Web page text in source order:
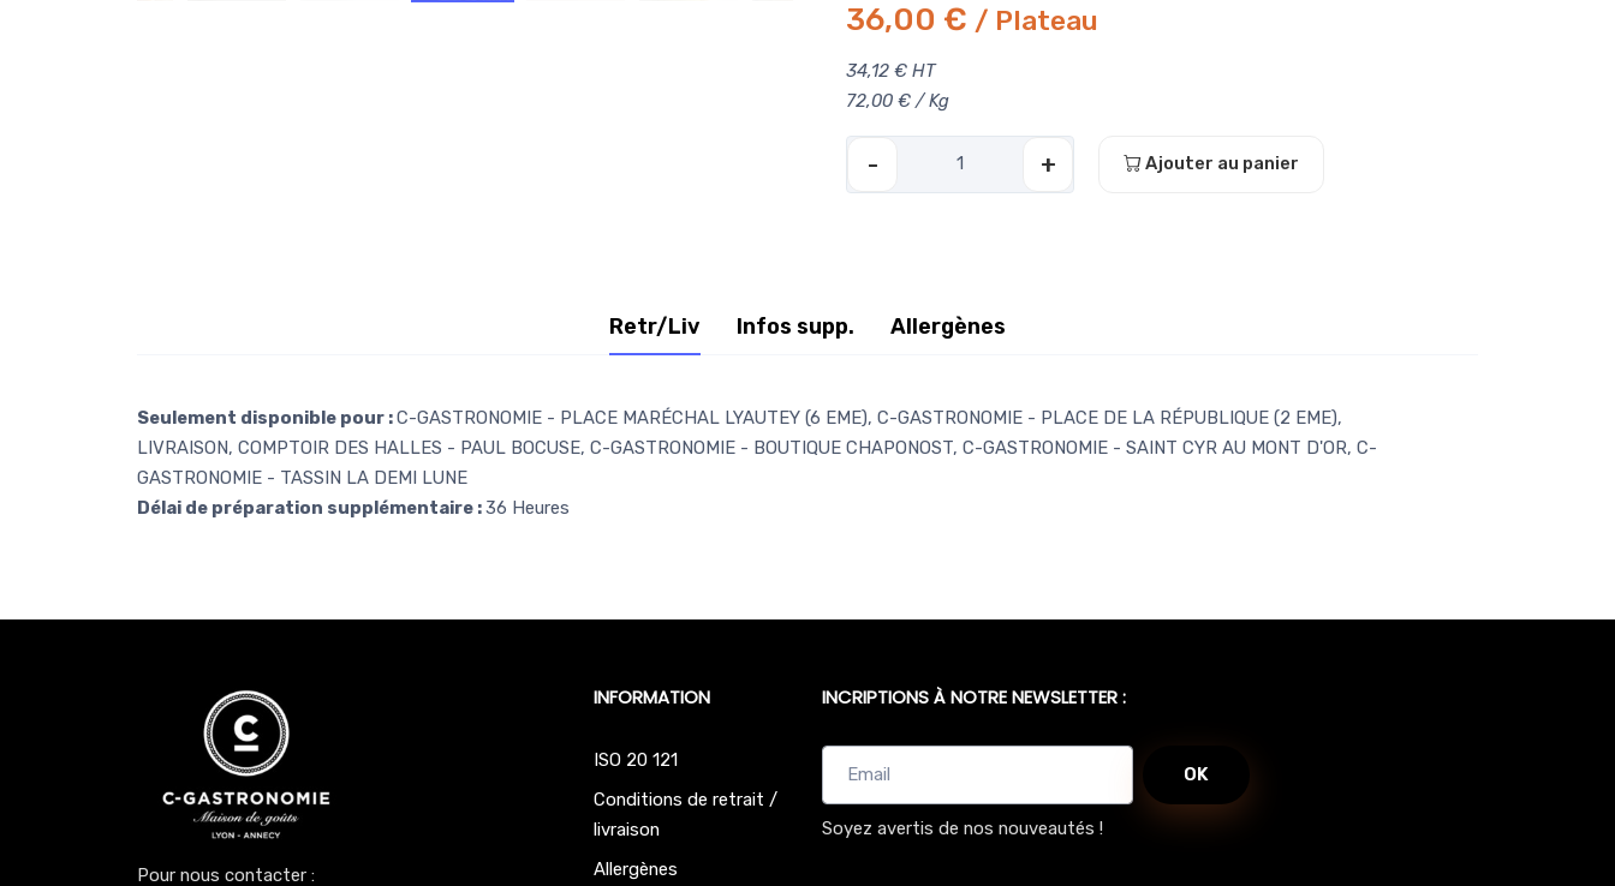
36,00 € / Plateau
34,12 € HT
72,00 € / Kg
- + Ajouter au panier
Retr/Liv Infos supp. Allergènes
Seulement disponible pour :C-GASTRONOMIE - PLACE MARÉCHAL LYAUTEY (6 EME), C-GASTRONOMIE - PLACE DE LA RÉPUBLIQUE (2 EME),
LIVRAISON, COMPTOIR DES HALLES - PAUL BOCUSE, C-GASTRONOMIE - BOUTIQUE CHAPONOST, C-GASTRONOMIE - SAINT CYR AU MONT D'OR, C-
GASTRONOMIE - TASSIN LA DEMI LUNE
Délai de préparation supplémentaire :36 Heures
Pour nous contacter :
INFORMATION
ISO 20 121
Conditions de retrait /
livraison
Allergènes
INCRIPTIONS À NOTRE NEWSLETTER :
OK
Soyez avertis de nos nouveautés !